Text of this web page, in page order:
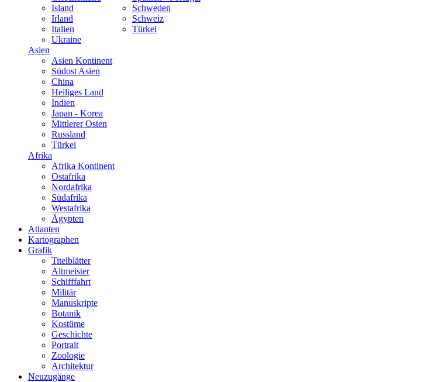
Island
Irland
Italien
Schweden
Schweiz
Türkei
Ukraine
Asien
Asien Kontinent
Südost Asien
China
Heiliges Land
Indien
Japan - Korea
Mittlerer Osten
Russland
Türkei
Afrika
Afrika Kontinent
Ostafrika
Nordafrika
Südafrika
Westafrika
Ägypten
Atlanten
Kartographen
Grafik
Titelblätter
Altmeister
Schifffahrt
Militär
Manuskripte
Botanik
Kostüme
Geschichte
Portrait
Zoologie
Architektur
Neuzugänge